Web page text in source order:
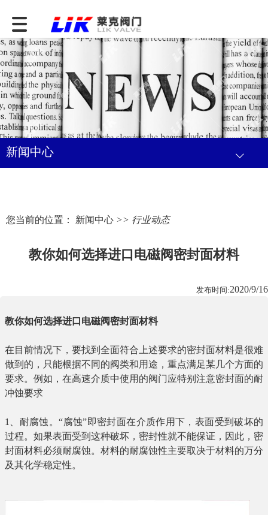
新闻中心
您当前的位置： 新闻中心 >> 行业动态
教你如何选择进口电磁阀密封面材料
发布时间:2020/9/16
教你如何选择进口电磁阀密封面材料
在目前情况下，要找到全面符合上述要求的密封面材料是很难
做到的，只能根据不同的阀类和用途，重点满足某几个方面的
要求。例如，在高速介质中使用的阀门应特别注意密封面的耐
冲蚀要求
1
、耐腐蚀。“腐蚀”即密封面在介质作用下，表面受到破坏的
过程。如果表面受到这种破坏，密封性就不能保证，因此，密
封面材料必须耐腐蚀。材料的耐腐蚀性主要取决于材料的万分
及其化学稳定性。